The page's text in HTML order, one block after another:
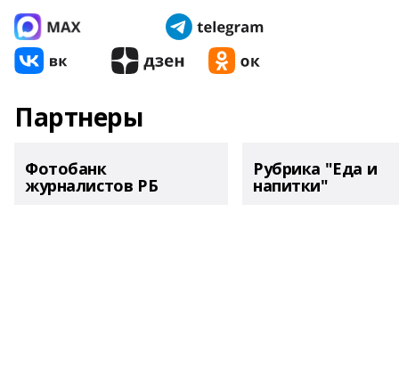
Партнеры
Фотобанк
журналистов РБ
Рубрика "Еда и
напитки"